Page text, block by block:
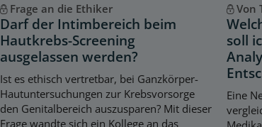
Frage an die Ethiker
Darf der Intimbereich beim
Hautkrebs-Screening
ausgelassen werden?
Ist es ethisch vertretbar, bei Ganzkörper-
Hautuntersuchungen zur Krebsvorsorge
den Genitalbereich auszusparen? Mit dieser
Frage wandte sich ein Kollege an das
Von
soll
Eine